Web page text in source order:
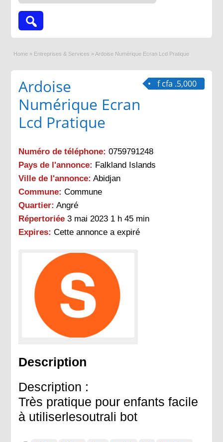
Home » Entreprises & Services » Ardoise Numérique Ecran Lcd Pratique
f cfa .5,000
Ardoise
Numérique Ecran
Lcd Pratique
Numéro de téléphone: 0759791248
Pays de l'annonce: Falkland Islands
Ville de l'annonce: Abidjan
Commune: Commune
Quartier: Angré
Répertoriée 3 mai 2023 1 h 45 min
Expires: Cette annonce a expiré
Description
Description :
Très pratique pour enfants facile
à utiliserlesoutrali bot